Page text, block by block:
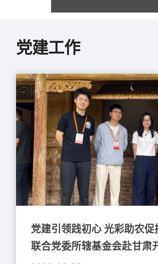
党建工作
党建引领践初心 光彩助农
联合党委所辖基金会赴甘肃